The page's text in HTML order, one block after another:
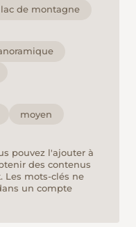
de montagne
moyen
pouvez l'ajouter à
des contenus
Les mots-clés ne
un compte